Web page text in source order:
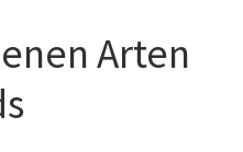
Arten